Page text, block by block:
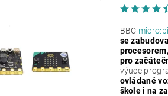
BBC
se
pro
výuce
ovládané
škole i na